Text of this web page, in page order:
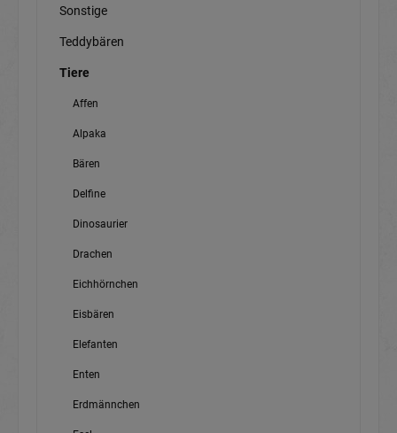
Sonstige
Teddybären
Tiere
Affen
Alpaka
Bären
Delfine
Dinosaurier
Drachen
Eichhörnchen
Eisbären
Elefanten
Enten
Erdmännchen